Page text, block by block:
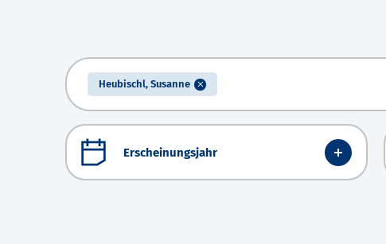
Heubischl, Susanne
Erscheinungsjahr